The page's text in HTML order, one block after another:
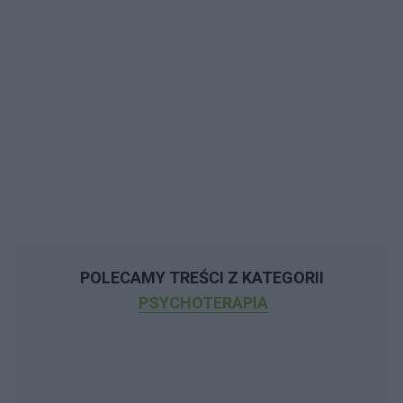
POLECAMY TREŚCI Z KATEGORII
PSYCHOTERAPIA